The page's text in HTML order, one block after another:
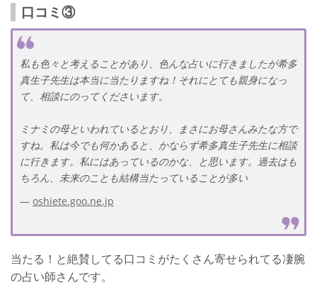
口コミ③
私も色々と考えることがあり、色んな占いに行きましたが希多
真生子先生は本当に当たりますね！それにとても親身になっ
て、相談にのってくださいます。
ミナミの母といわれているとおり、まさにお母さんみたな方で
すね。私は今でも何かあると、かならず希多真生子先生に相談
に行きます。私にはあっているのかな、と思います。過去はも
ちろん、未来のことも結構当たっていることが多い
oshiete.goo.ne.jp
当たる！と絶賛してる口コミがたくさん寄せられてる凄腕
の占い師さんです。